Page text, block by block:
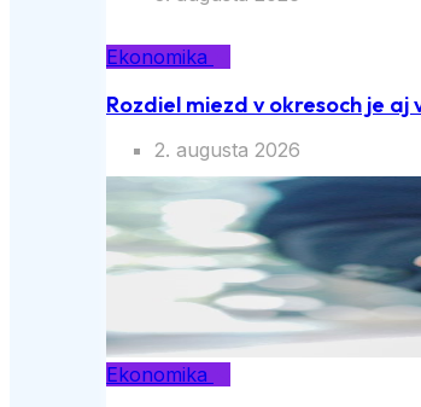
Ekonomika
Rozdiel miezd v okresoch je aj
2. augusta 2026
Ekonomika